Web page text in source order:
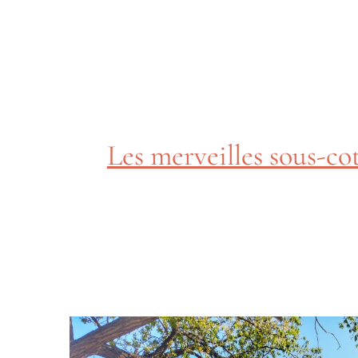
Les merveilles sous-